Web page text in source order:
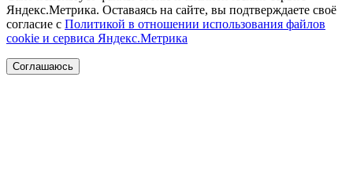
Яндекс.Метрика. Оставаясь на сайте, вы подтверждаете своё
согласие с Политикой в отношении использования файлов
cookie и сервиса Яндекс.Метрика
Соглашаюсь